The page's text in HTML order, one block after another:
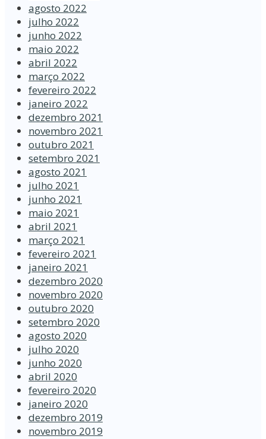
agosto 2022
julho 2022
junho 2022
maio 2022
abril 2022
março 2022
fevereiro 2022
janeiro 2022
dezembro 2021
novembro 2021
outubro 2021
setembro 2021
agosto 2021
julho 2021
junho 2021
maio 2021
abril 2021
março 2021
fevereiro 2021
janeiro 2021
dezembro 2020
novembro 2020
outubro 2020
setembro 2020
agosto 2020
julho 2020
junho 2020
abril 2020
fevereiro 2020
janeiro 2020
dezembro 2019
novembro 2019